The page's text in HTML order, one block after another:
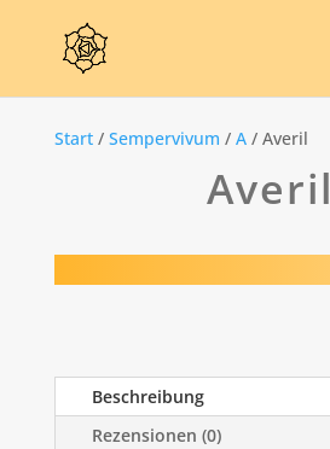
Start/ Sempervivum / A/ Averil
Averil
Beschreibung
Rezensionen (0)